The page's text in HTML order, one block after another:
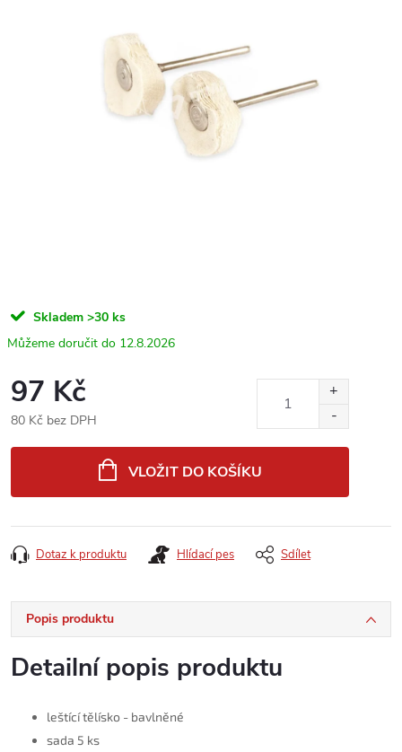
Skladem >30 ks
12.8.2026
97 Kč
80 Kč bez DPH
VLOŽIT DO KOŠÍKU
Dotaz k produktu Hlídací pes Sdílet
Popis produktu
Detailní popis produktu
leštící tělísko - bavlněné
sada 5 ks